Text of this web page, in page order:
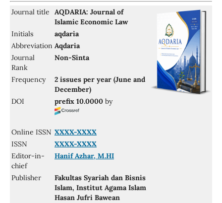
Journal title
AQDARIA: Journal of
Islamic Economic Law
Initials
aqdaria
Abbreviation Aqdaria
Journal
Rank
Non-Sinta
Frequency
2 issues per year (June and
December)
DOI
prefix 10.0000 by
Online ISSN XXXX-XXXX
ISSN
XXXX-XXXX
Editor-in-
chief
Hanif Azhar, M.HI
Publisher
Fakultas Syariah dan Bisnis
Islam, Institut Agama Islam
Hasan Jufri Bawean